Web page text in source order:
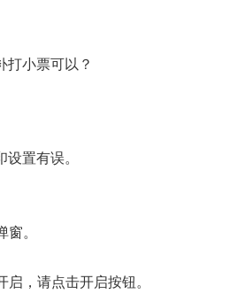
打小票可以？
置有误。
。
，请点击开启按钮。